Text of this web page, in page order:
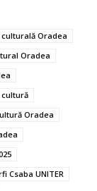
Oradea
Oradea
cultură
Oradea
Csaba UNITER